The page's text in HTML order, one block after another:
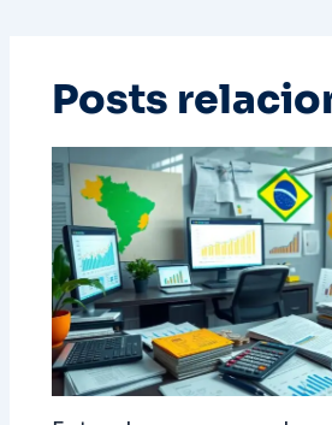
Posts